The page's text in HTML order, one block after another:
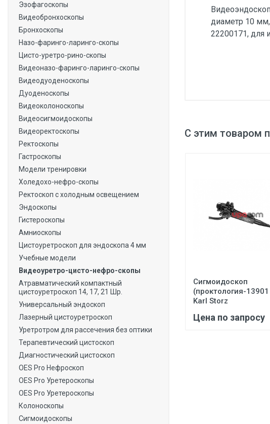
Медицинские мониторы
Ортопедические товары
Косметология
Эзофагоскопы
Видеобронхоскопы
Бронхоскопы
Назо-фаринго-ларинго-скопы
Цисто-уретро-рино-скопы
Видеоназо-фаринго-ларинго-скопы
Видеодуоденоскопы
Дуоденоскопы
Видеоколоноскопы
Видеосигмоидоскопы
Видеоректоскопы
Ректоскопы
Гастроскопы
Модели тренировки
Холедохо-нефро-скопы
Ректоскоп с холодным освещением
Эндоскопы
Гистероскопы
Амниоскопы
Цистоуретроскоп для эндоскопа 4 мм
Учебные модели
Видеоуретро-цисто-нефро-скопы
Атравматический компактный
цистоуретроскоп 14, 17, 21 Шр.
Универсальный эндоскоп
Лазерный цистоуретроскоп
Уретротром для рассечения без оптики
Терапевтический цистоскоп
Диагностический цистоскоп
OES Pro Нефроскоп
OES Pro Уретероскопы
OES Pro Уретероскопы
Колоноскопы
Сигмоидоскопы
диаметр 10
22200171, для
С этим товаром
Сигмоидоскоп
(проктология-13901
Karl Storz
Цена по запросу